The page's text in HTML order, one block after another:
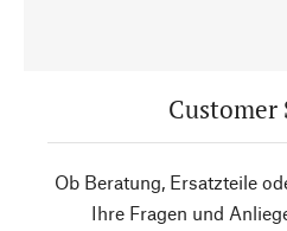
Customer
Ob Beratung, Ersatzteile
Ihre Fragen und